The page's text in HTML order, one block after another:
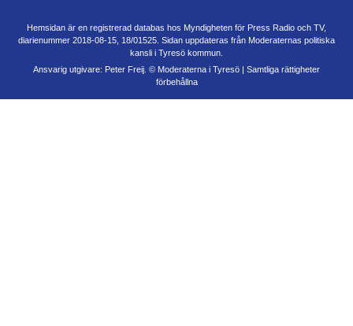
Hemsidan är en registrerad databas hos Myndigheten för Press Radio och TV,
diarienummer 2018-08-15, 18/01525. Sidan uppdateras från Moderaternas politiska
kansli i Tyresö kommun.
Ansvarig utgivare: Peter Freij. © Moderaterna i Tyresö | Samtliga rättigheter
förbehållna